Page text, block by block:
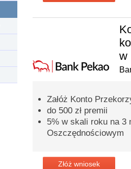
w
Załóż Konto
do 500 zł premii
5% w skali roku na 3
Oszczędnościowym
Złóż wniosek